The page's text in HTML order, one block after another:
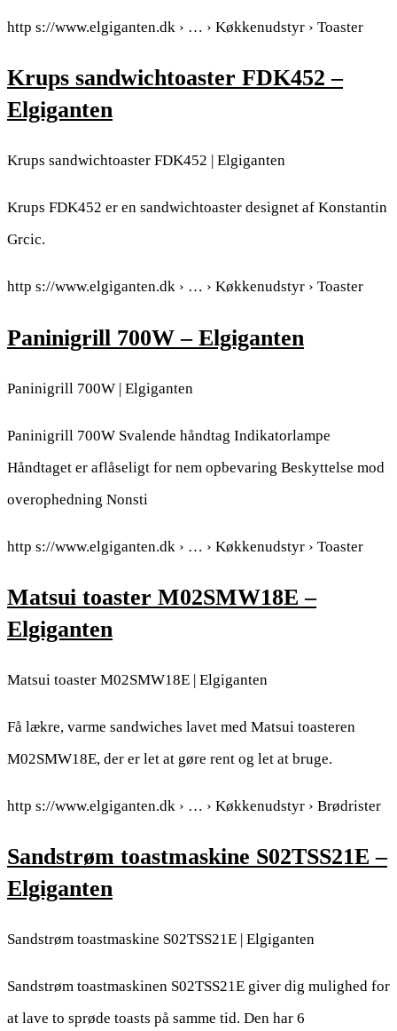
http s://www.elgiganten.dk › … › Køkkenudstyr › Toaster
Krups sandwichtoaster FDK452 –
Elgiganten
Krups sandwichtoaster FDK452 | Elgiganten
Krups FDK452 er en sandwichtoaster designet af Konstantin
Grcic.
http s://www.elgiganten.dk › … › Køkkenudstyr › Toaster
Paninigrill 700W – Elgiganten
Paninigrill 700W | Elgiganten
Paninigrill 700W Svalende håndtag Indikatorlampe
Håndtaget er aflåseligt for nem opbevaring Beskyttelse mod
overophedning Nonsti
http s://www.elgiganten.dk › … › Køkkenudstyr › Toaster
Matsui toaster M02SMW18E –
Elgiganten
Matsui toaster M02SMW18E | Elgiganten
Få lækre, varme sandwiches lavet med Matsui toasteren
M02SMW18E, der er let at gøre rent og let at bruge.
http s://www.elgiganten.dk › … › Køkkenudstyr › Brødrister
Sandstrøm toastmaskine S02TSS21E –
Elgiganten
Sandstrøm toastmaskine S02TSS21E | Elgiganten
Sandstrøm toastmaskinen S02TSS21E giver dig mulighed for
at lave to sprøde toasts på samme tid. Den har 6